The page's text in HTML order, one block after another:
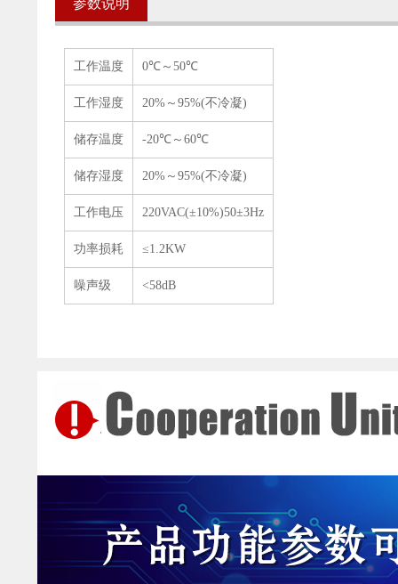
参数说明
工作温度 0℃～50℃
工作湿度 20%～95%(不冷凝)
储存温度 -20℃～60℃
储存湿度 20%～95%(不冷凝)
工作电压 220VAC(±10%)50±3Hz
功率损耗 ≤1.2KW
噪声级 <58dB